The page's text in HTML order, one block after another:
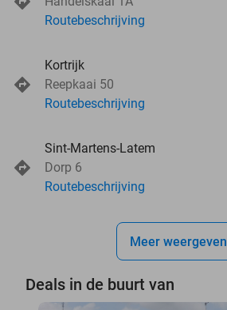
Routebeschrijving
Kortrijk
Reepkaai 50
Routebeschrijving
Sint-Martens-Latem
Dorp 6
Routebeschrijving
Meer weergeven
Deals in de buurt van